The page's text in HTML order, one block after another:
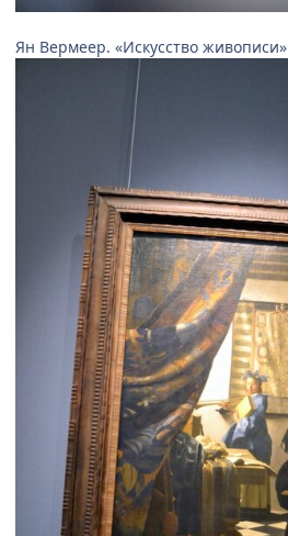
Ян Вермеер. «Искусство живописи»